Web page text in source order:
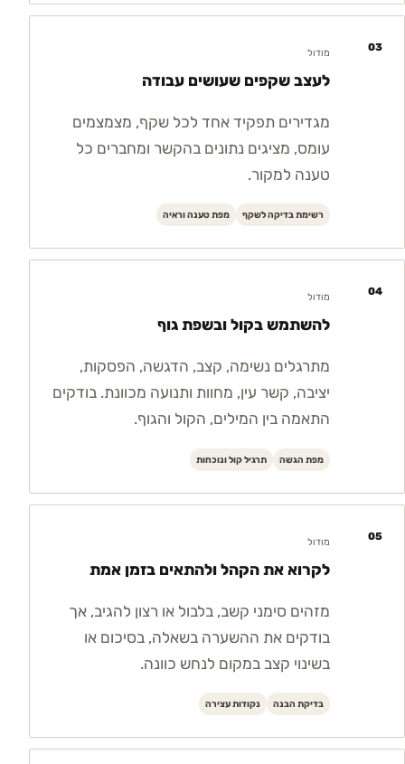
03 מודול
לעצב שקפים שעושים עבודה
מגדירים תפקיד אחד לכל שקף, מצמצמים
עומס, מציגים נתונים בהקשר ומחברים כל
טענה למקור.
רשימת בדיקה לשקף מפת טענה וראיה
04 מודול
להשתמש בקול ובשפת גוף
מתרגלים נשימה, קצב, הדגשה, הפסקות,
יציבה, קשר עין, מחוות ותנועה מכוונת. בודקים
התאמה בין המילים, הקול והגוף.
מפת הגשה תרגיל קול ונוכחות
05 מודול
לקרוא את הקהל ולהתאים בזמן אמת
מזהים סימני קשב, בלבול או רצון להגיב, אך
בודקים את ההשערה בשאלה, בסיכום או
בשינוי קצב במקום לנחש כוונה.
בדיקת הבנה נקודות עצירה